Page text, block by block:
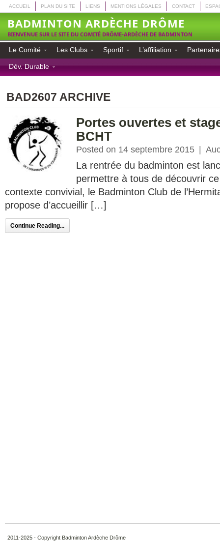
ACCUEIL PLAN DU SITE LIENS MENTIONS LÉGALES CONTACT
BADMINTON ARDÈCHE DRÔME
BIENVENUE SUR LE SITE DU COMITÉ DRÔME-ARDÈCHE DE BADMINTON
Le Comité Les Clubs Sportif L’affiliation
Dév. Durable
BAD2607 ARCHIVE
Portes ouvertes et
BCHT
Posted on 14 septembre 2015
La rentrée du badminton est
permettre à tous de découvrir
contexte convivial, le Badminton Club de
propose d’accueillir […]
Continue Reading...
2011-2025 - Copyright Badminton Ardèche Drôme